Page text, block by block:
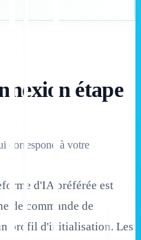
étape
correspond à votre
d'IA préférée est
de commande de
profil d'initialisation. Les